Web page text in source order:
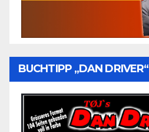
BUCHTIPP „DAN DRIVER“